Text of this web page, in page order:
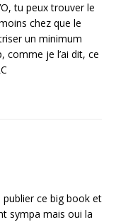
tu peux trouver le
chez que le
un minimum
comme je l’ai dit, ce
publier ce big book et
sympa mais oui la